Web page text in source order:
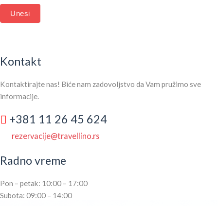
Unesi
Kontakt
Kontaktirajte nas! Biće nam zadovoljstvo da Vam pružimo sve
informacije.
+381 11 26 45 624
rezervacije@travellino.rs
Radno vreme
Pon – petak: 10:00 – 17:00
Subota: 09:00 – 14:00